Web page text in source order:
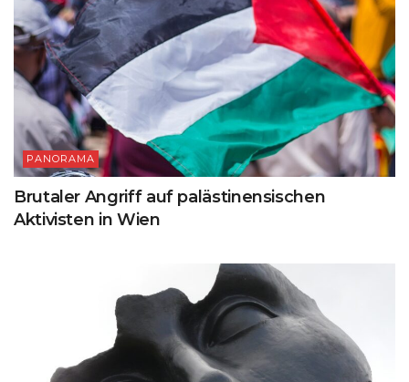
PANORAMA
Brutaler Angriff auf palästinensischen
Aktivisten in Wien